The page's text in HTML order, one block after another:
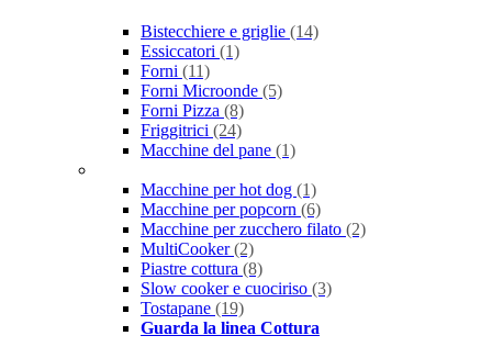
Bistecchiere e griglie (14)
Essiccatori (1)
Forni (11)
Forni Microonde (5)
Forni Pizza (8)
Friggitrici (24)
Macchine del pane (1)
Macchine per hot dog (1)
Macchine per popcorn (6)
Macchine per zucchero filato (2)
MultiCooker(2)
Piastre cottura (8)
Slow cooker e cuociriso (3)
Tostapane (19)
Guarda la linea Cottura